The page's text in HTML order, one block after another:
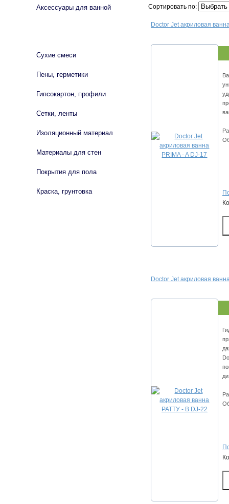
Сортировать по:
Doctor Jet акриловая
Doctor Jet акриловая
Аксессуары для ванной
Сухие смеси
Пены, герметики
Гипсокартон, профили
Сетки, ленты
Изоляционный материал
Материалы для стен
Покрытия для пола
Краска, грунтовка